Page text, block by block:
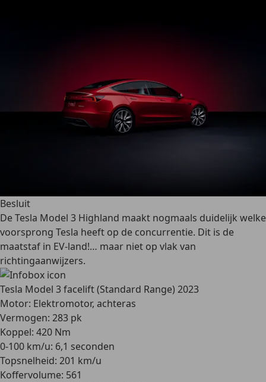
Besluit
De Tesla Model 3 Highland maakt nogmaals duidelijk welke
voorsprong Tesla heeft op de concurrentie. Dit is de
maatstaf in EV-land!… maar niet op vlak van
richtingaanwijzers.
Tesla Model 3 facelift (Standard Range) 2023
Motor: Elektromotor, achteras
Vermogen: 283 pk
Koppel: 420 Nm
0-100 km/u: 6,1 seconden
Topsnelheid: 201 km/u
Koffervolume: 561